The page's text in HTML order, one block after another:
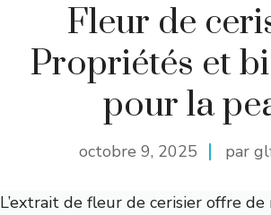
Fleur de
Propriétés et
pour la
octobre 9, 2025 par
L’extrait de fleur de cerisier offre